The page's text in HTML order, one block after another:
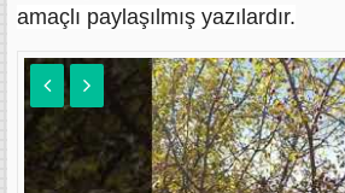
amaçlı paylaşılmış yazılardır.